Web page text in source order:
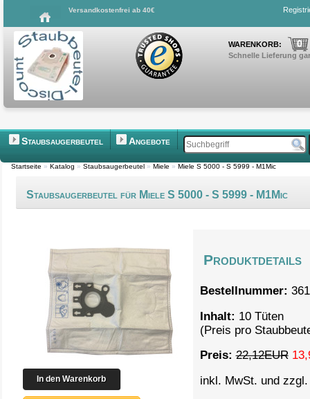
Versandkostenfrei ab 40€
WARENKORB: 0
Schnelle Lieferung
Staubsaugerbeutel Angebote
Startseite » Katalog » Staubsaugerbeutel » Miele » Miele S 5000 - S 5999 - M1Mic
Staubsaugerbeutel für Miele S 5000 - S 5999 - M1Mic
Produktdetails
Bestellnummer:
Inhalt: 10 Tüten
(Preis pro
Preis: 22,12EUR
inkl. MwSt. und